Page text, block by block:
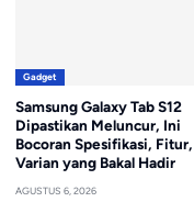
Gadget
Samsung Galaxy Tab S12
Dipastikan Meluncur, Ini
Bocoran Spesifikasi,
Varian yang Bakal Hadir
AGUSTUS 6, 2026